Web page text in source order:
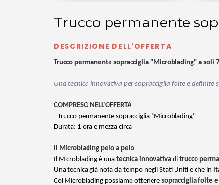
Trucco permanente
DESCRIZIONE DELL'OFFERTA
Trucco permanente sopracciglia "Microblading" a soli
Una tecnica innovativa per sopracciglia folte e definite
COMPRESO NELL'OFFERTA
- Trucco permanente sopracciglia "Microblading"
Durata: 1 ora e mezza circa
Il Microblading pelo a pelo
Il Microblading è una tecnica innovativa di trucco
Una tecnica già nota da tempo negli Stati Uniti e che in
Col Microblading possiamo ottenere sopracciglia folte